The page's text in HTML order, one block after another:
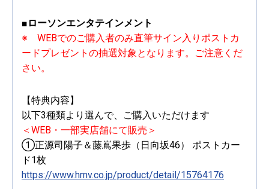
■ローソンエンタテインメント
※ WEBでのご購入者のみ直筆サイン入りポストカ
ードプレゼントの抽選対象となります。ご注意くだ
さい。
【特典内容】
以下3種類より選んで、ご購入いただけます
＜WEB・一部実店舗にて販売＞
①正源司陽子＆藤嶌果歩（日向坂46） ポストカー
ド1枚
https://www.hmv.co.jp/product/detail/15764176